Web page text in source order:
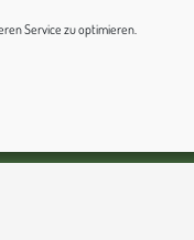
Service zu optimieren.